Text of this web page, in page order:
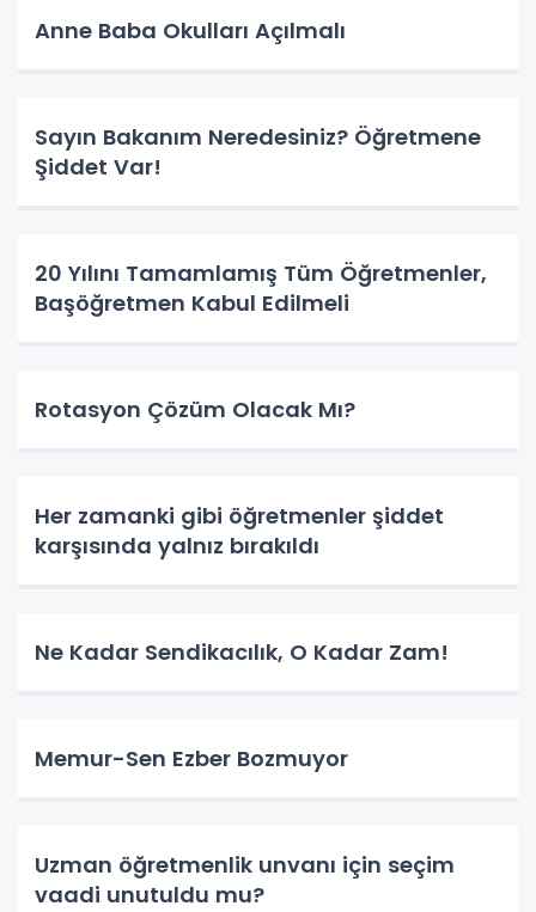
Anne Baba Okulları Açılmalı
Sayın Bakanım Neredesiniz? Öğretmene
Şiddet Var!
20 Yılını Tamamlamış Tüm Öğretmenler,
Başöğretmen Kabul Edilmeli
Rotasyon Çözüm Olacak Mı?
Her zamanki gibi öğretmenler şiddet
karşısında yalnız bırakıldı
Ne Kadar Sendikacılık, O Kadar Zam!
Memur-Sen Ezber Bozmuyor
Uzman öğretmenlik unvanı için seçim
vaadi unutuldu mu?